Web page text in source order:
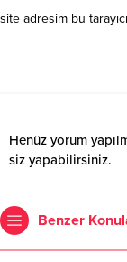
site adresim bu
Henüz yorum
siz yapabilirsiniz.
Benzer